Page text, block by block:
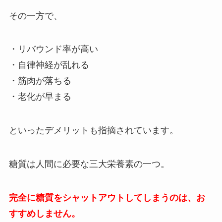
その一方で、
・リバウンド率が高い
・自律神経が乱れる
・筋肉が落ちる
・老化が早まる
といったデメリットも指摘されています。
糖質は人間に必要な三大栄養素の一つ。
完全に糖質をシャットアウトしてしまうのは、お
すすめしません。